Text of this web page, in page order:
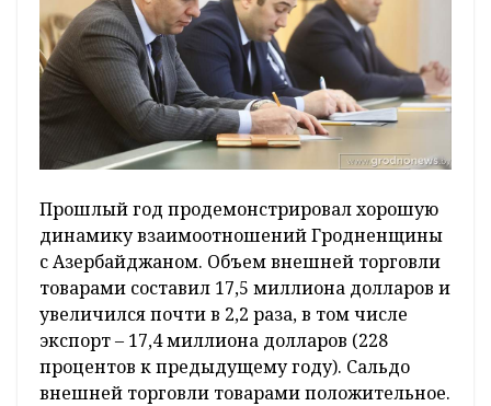
Прошлый год продемонстрировал хорошую
динамику взаимоотношений Гродненщины
с Азербайджаном. Объем внешней торговли
товарами составил 17,5 миллиона долларов и
увеличился почти в 2,2 раза, в том числе
экспорт – 17,4 миллиона долларов (228
процентов к предыдущему году). Сальдо
внешней торговли товарами положительное.